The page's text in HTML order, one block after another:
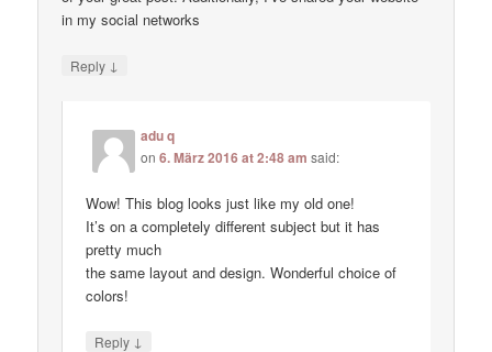
in my social networks
Reply ↓
adu q
on6. März 2016 at 2:48 am said:
Wow! This blog looks just like my old one!
It’s on a completely different subject but it has
pretty much
the same layout and design. Wonderful choice of
colors!
Reply ↓